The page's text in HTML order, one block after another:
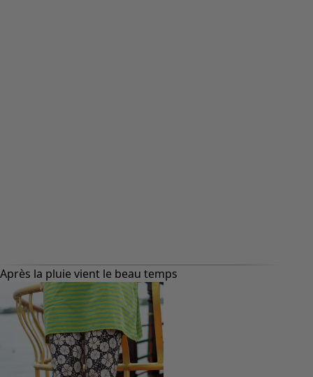
Après la pluie vient le beau temps